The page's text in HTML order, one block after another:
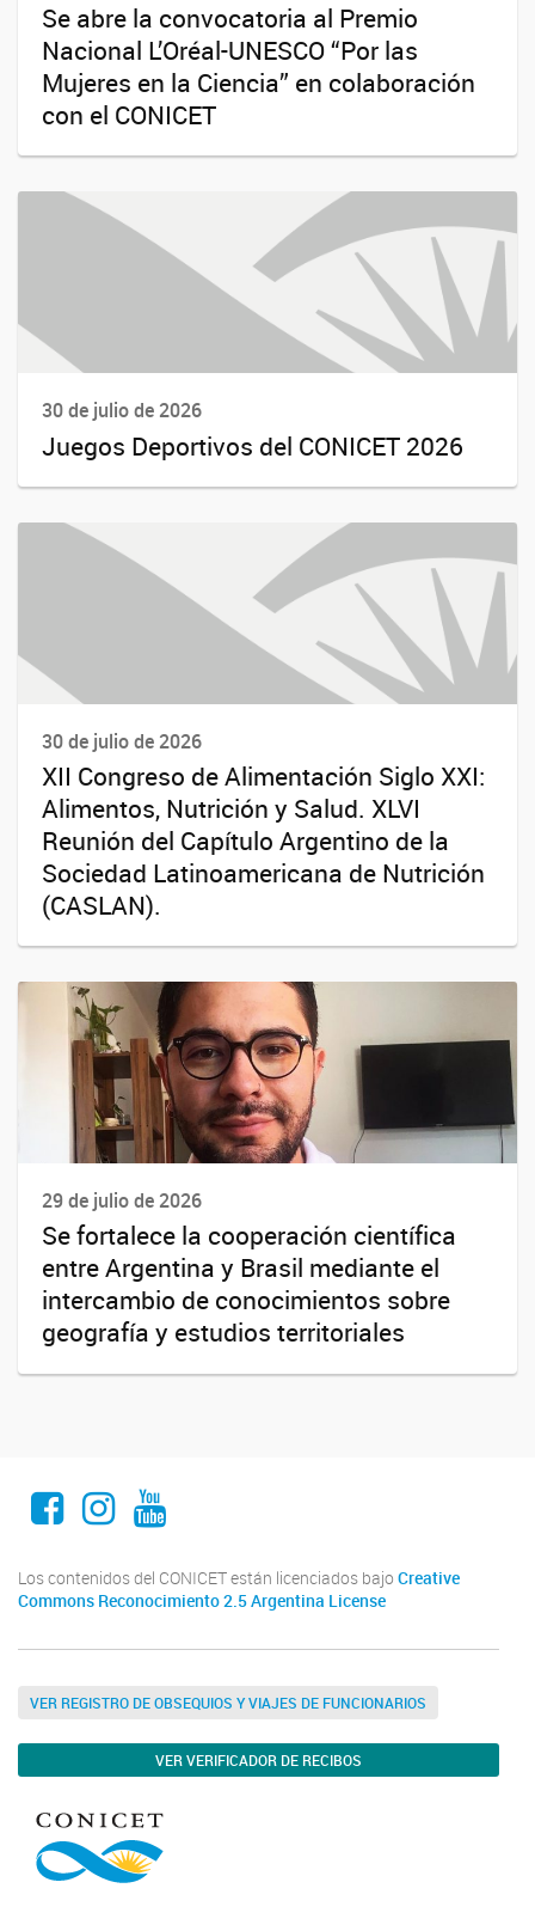
Se abre la convocatoria al Premio
Nacional L’Oréal-UNESCO “Por las
Mujeres en la Ciencia” en colaboración
con el CONICET
30 de julio de 2026
Juegos Deportivos del CONICET 2026
30 de julio de 2026
XII Congreso de Alimentación Siglo XXI:
Alimentos, Nutrición y Salud. XLVI
Reunión del Capítulo Argentino de la
Sociedad Latinoamericana de Nutrición
(CASLAN).
29 de julio de 2026
Se fortalece la cooperación científica
entre Argentina y Brasil mediante el
intercambio de conocimientos sobre
geografía y estudios territoriales
Facebook
Instagram
Youtube
Los contenidos del CONICET están licenciados bajo Creative
Commons Reconocimiento 2.5 Argentina License
VER REGISTRO DE OBSEQUIOS Y VIAJES DE FUNCIONARIOS
VER VERIFICADOR DE RECIBOS